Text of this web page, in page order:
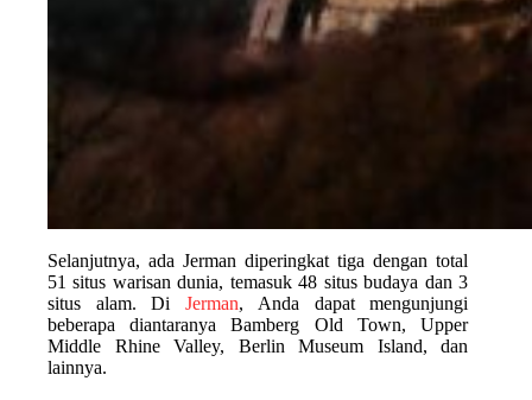
Selanjutnya, ada Jerman diperingkat tiga dengan total
51 situs warisan dunia, temasuk 48 situs budaya dan 3
situs alam. DiJerman, Anda dapat mengunjungi
beberapa diantaranya Bamberg Old Town, Upper
Middle Rhine Valley, Berlin Museum Island, dan
lainnya.